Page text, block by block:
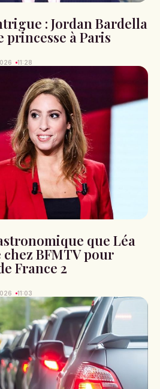
: Jordan Bardella
princesse à Paris
11:28
que Léa
chez BFMTV pour
France 2
11:03